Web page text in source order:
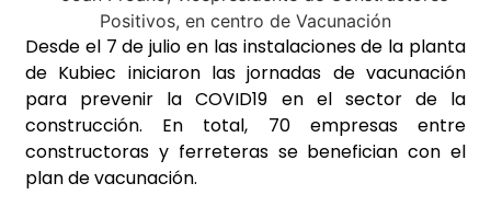
Desde el 7 de julio en las instalaciones de la planta
de Kubiec iniciaron las jornadas de vacunación
para prevenir la COVID19 en el sector de la
construcción. En total, 70 empresas entre
constructoras y ferreteras se benefician con el
plan de vacunación.